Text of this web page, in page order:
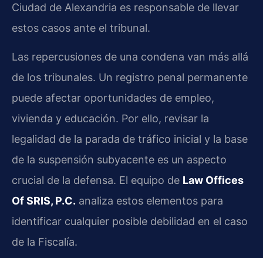
Ciudad de Alexandria es responsable de llevar
estos casos ante el tribunal.
Las repercusiones de una condena van más allá
de los tribunales. Un registro penal permanente
puede afectar oportunidades de empleo,
vivienda y educación. Por ello, revisar la
legalidad de la parada de tráfico inicial y la base
de la suspensión subyacente es un aspecto
crucial de la defensa. El equipo de Law Offices
Of SRIS, P.C. analiza estos elementos para
identificar cualquier posible debilidad en el caso
de la Fiscalía.